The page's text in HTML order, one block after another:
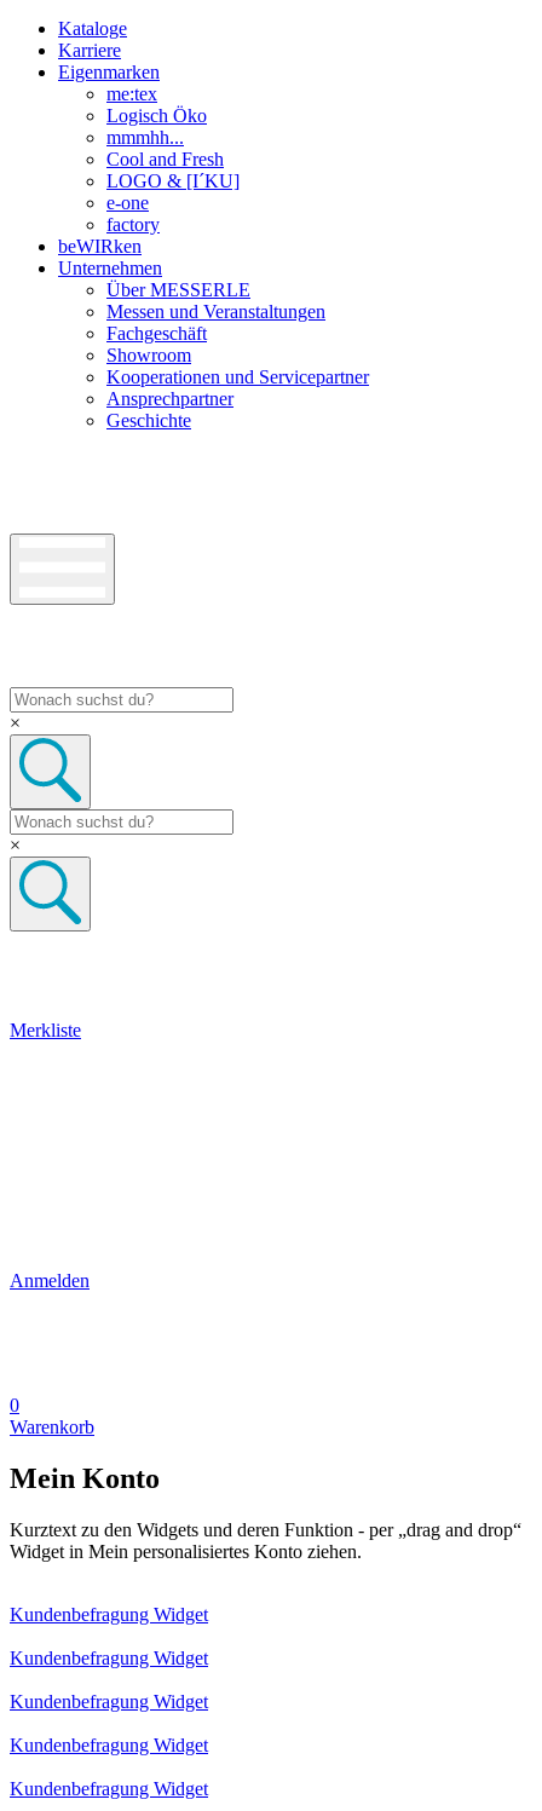
Kataloge
Karriere
Eigenmarken
me:tex
Logisch Öko
mmmhh...
Cool and Fresh
LOGO & [I´KU]
e-one
factory
beWIRken
Unternehmen
Über MESSERLE
Messen und Veranstaltungen
Fachgeschäft
Showroom
Kooperationen und Servicepartner
Ansprechpartner
Geschichte
×
×
Merkliste
Anmelden
0
Warenkorb
Mein Konto
Kurztext zu den Widgets und deren Funktion - per „drag and drop“
Widget in Mein personalisiertes Konto ziehen.
Kundenbefragung Widget
Kundenbefragung Widget
Kundenbefragung Widget
Kundenbefragung Widget
Kundenbefragung Widget